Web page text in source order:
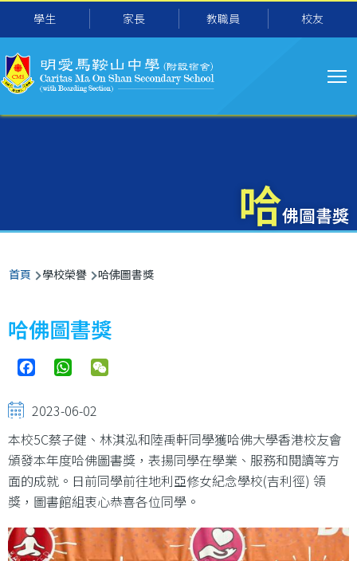
移至主內容
學生 家長 教職員 校友
导
航
哈佛圖書獎
導
航
連
結
首頁 學校榮譽 哈佛圖書獎
哈佛圖書獎
FacebookWhatsApp
2023-06-02
本校5C蔡子健、林淇泓和陸禹軒同學獲哈佛大學香港校友會
頒發本年度哈佛圖書獎，表揚同學在學業、服務和閱讀等方
面的成就。日前同學前往地利亞修女紀念學校(吉利徑) 領
獎，圖書館組衷心恭喜各位同學。